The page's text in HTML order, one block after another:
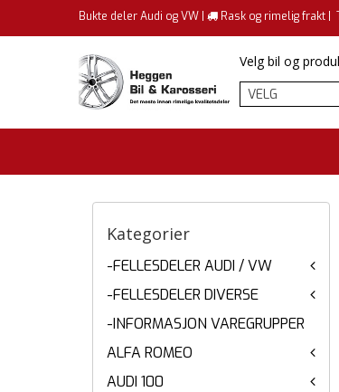
Bukte deler Audi og VW | Rask og rimelig frakt |
Velg bil og
VELG
Kategorier
-FELLESDELER AUDI / VW
-FELLESDELER DIVERSE
-INFORMASJON VAREGRUPPER
ALFA ROMEO
AUDI 100